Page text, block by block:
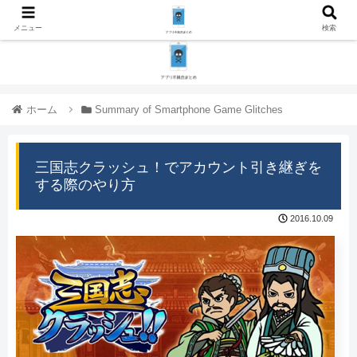
ホーム Summary of Smartphone Game Glitches
三国志クラッシュ！でアカウント引き継ぎを
する際のやり方
2016.10.09
メニュー 検索